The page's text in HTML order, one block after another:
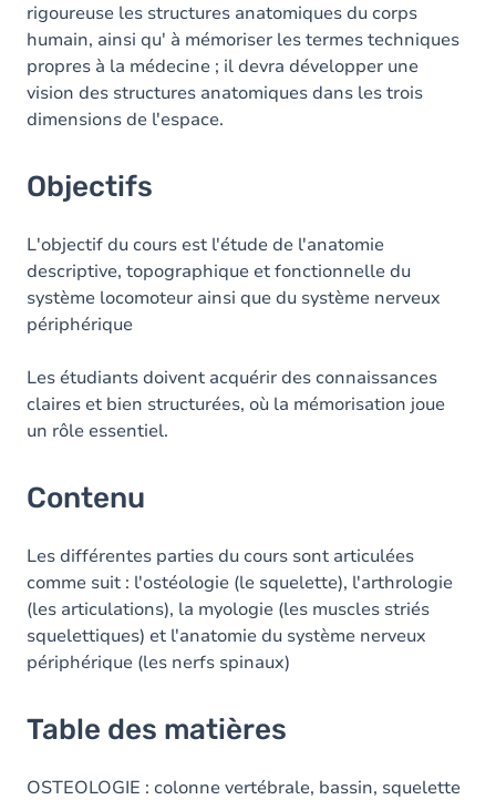
Exercices
rigoureuse les structures anatomiques du corps
humain, ainsi qu' à mémoriser les termes techniques
propres à la médecine ; il devra développer une
vision des structures anatomiques dans les trois
dimensions de l'espace.
Objectifs
L'objectif du cours est l'étude de l'anatomie
descriptive, topographique et fonctionnelle du
système locomoteur ainsi que du système nerveux
périphérique
Les étudiants doivent acquérir des connaissances
claires et bien structurées, où la mémorisation joue
un rôle essentiel.
Contenu
Les différentes parties du cours sont articulées
comme suit : l'ostéologie (le squelette), l'arthrologie
(les articulations), la myologie (les muscles striés
squelettiques) et l'anatomie du système nerveux
périphérique (les nerfs spinaux)
Table des matières
OSTEOLOGIE : colonne vertébrale, bassin, squelette